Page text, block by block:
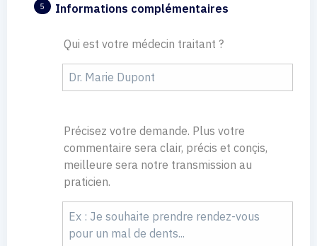
5 Informations complémentaires
Qui est votre médecin traitant ?
Précisez votre demande. Plus votre
commentaire sera clair, précis et conçis,
meilleure sera notre transmission au
praticien.